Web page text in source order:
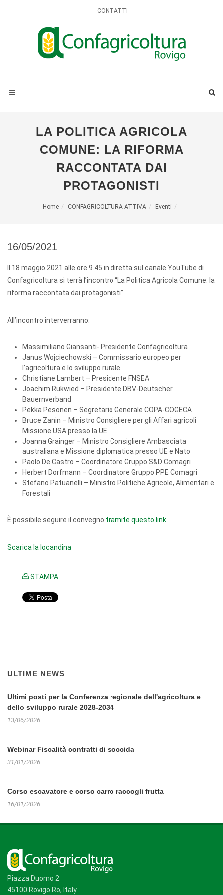
CONTATTI
LA POLITICA AGRICOLA
COMUNE: LA RIFORMA
RACCONTATA DAI
PROTAGONISTI
Home CONFAGRICOLTURA ATTIVA Eventi
16/05/2021
Il 18 maggio 2021 alle ore 9.45 in diretta sul canale YouTube di
Confagricoltura si terrà l’incontro “La Politica Agricola Comune: la
riforma raccontata dai protagonisti”.
All’incontro interverranno:
Massimiliano Giansanti- Presidente Confagricoltura
Janus Wojciechowski – Commissario europeo per
l’agricoltura e lo sviluppo rurale
Christiane Lambert – Presidente FNSEA
Joachim Rukwied – Presidente DBV-Deutscher
Bauernverband
Pekka Pesonen – Segretario Generale COPA-COGECA
Bruce Zanin – Ministro Consigliere per gli Affari agricoli
Missione USA presso la UE
Joanna Grainger – Ministro Consigliere Ambasciata
australiana e Missione diplomatica presso UE e Nato
Paolo De Castro – Coordinatore Gruppo S&D Comagri
Herbert Dorfmann – Coordinatore Gruppo PPE Comagri
Stefano Patuanelli – Ministro Politiche Agricole, Alimentari e
Forestali
È possibile seguire il convegno tramite questo link
Scarica la locandina
STAMPA
ULTIME NEWS
Ultimi posti per la Conferenza regionale dell'agricoltura e
dello sviluppo rurale 2028-2034
13/06/2026
Webinar Fiscalità contratti di soccida
31/01/2026
Corso escavatore e corso carro raccogli frutta
16/01/2026
Piazza Duomo 2
45100 Rovigo Ro, Italy